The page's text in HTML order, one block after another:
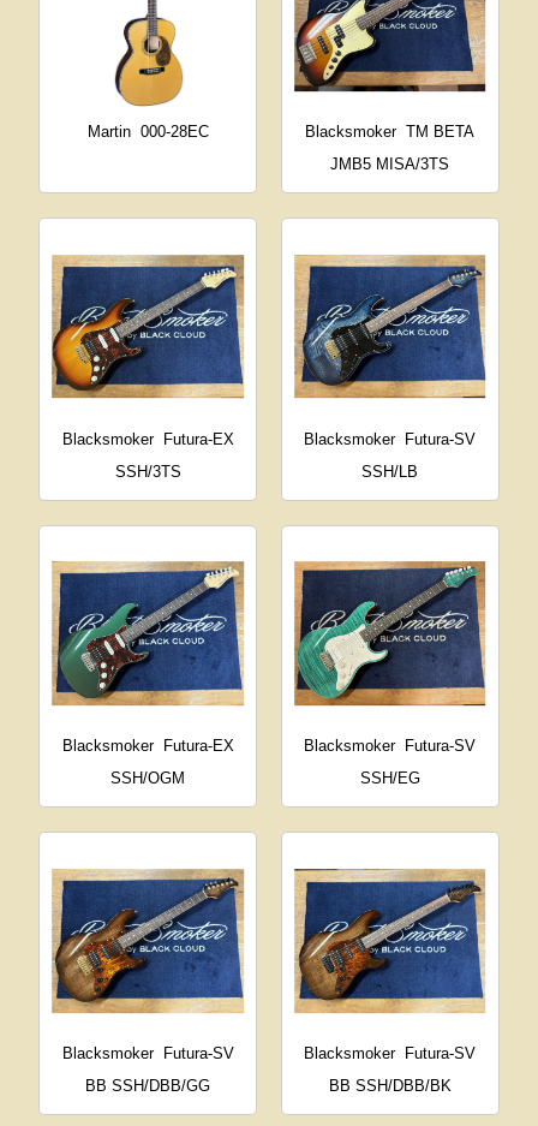
Martin 000-28EC Blacksmoker TM BETA
JMB5 MISA/3TS
Blacksmoker
Futura-EX
SSH/3TS
Blacksmoker Futura-SV
SSH/LB
Blacksmoker
Futura-EX
SSH/OGM
Blacksmoker
Futura-SV
SSH/EG
Blacksmoker
Futura-SV
BB SSH/DBB/GG
Blacksmoker Futura-SV
BB SSH/DBB/BK